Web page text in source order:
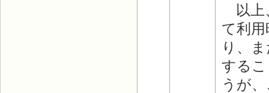
以上
て利
り、
する
うが